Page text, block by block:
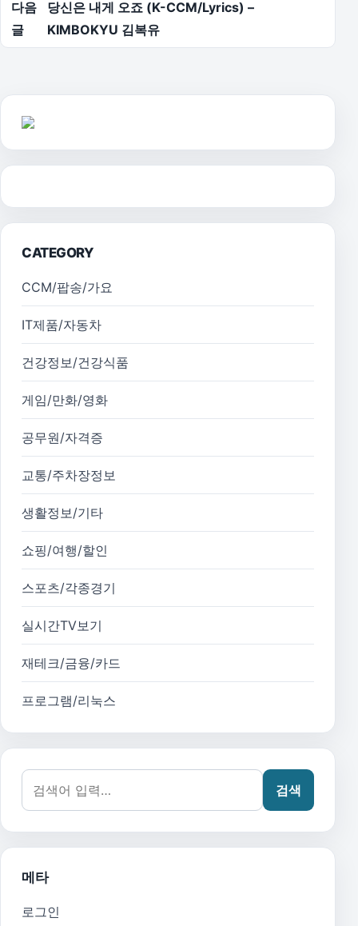
다음
글
당신은 내게 오죠 (K-CCM/Lyrics) –
KIMBOKYU 김복유
CATEGORY
CCM/팝송/가요
IT제품/자동차
건강정보/건강식품
게임/만화/영화
공무원/자격증
교통/주차장정보
생활정보/기타
쇼핑/여행/할인
스포츠/각종경기
실시간TV보기
재테크/금융/카드
프로그램/리눅스
검색어:
검색
메타
로그인